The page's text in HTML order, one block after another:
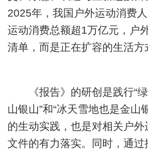
2025年，我国户外运动消费
运动消费总额超1万亿元，户
清单，而是正在扩容的生活方
《报告》的研创是践行“绿
山银山”和“冰天雪地也是金山
的生动实践，也是对相关户外
文件的有力落实。同时，通过